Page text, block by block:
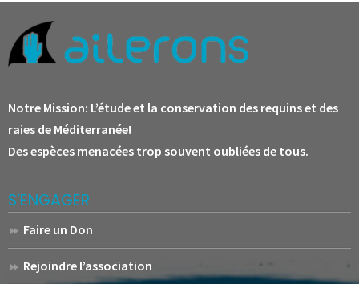
Notre Mission: L’étude et la conservation des requins et des
raies de Méditerranée!
Des espèces menacées trop souvent oubliées de tous.
S’ENGAGER
Faire un Don
Rejoindre l’association